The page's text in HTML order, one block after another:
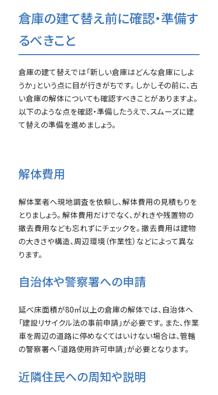
倉庫の建て替え前に確認・準備す
るべきこと
倉庫の建て替えでは「新しい倉庫はどんな倉庫にしよ
うか」という点に目が行きがちです。 しかしその前に、古
い倉庫の解体についても確認すべきことがありますよ。
以下のような点を確認・準備したうえで、スムーズに建
て替えの準備を進めましょう。
解体費用
解体業者へ現地調査を依頼し、解体費用の見積もりを
とりましょう。 解体費用だけでなく、がれきや残置物の
撤去費用なども忘れずにチェックを。 撤去費用は建物
の大きさや構造、周辺環境（作業性）などによって異な
ります。
自治体や警察署への申請
延べ床面積が80㎡以上の倉庫の解体では、自治体へ
「建設リサイクル法の事前申請」が必要です。 また、作業
車を周辺の道路に停めなくてはいけない場合は、管轄
の警察署へ「道路使用許可申請」が必要となります。
近隣住民への周知や説明